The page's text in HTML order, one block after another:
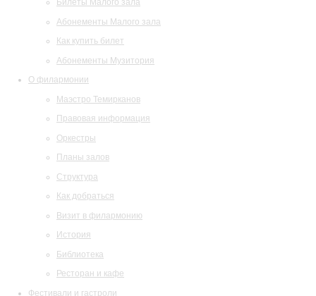
Билеты Малого зала
Абонементы Малого зала
Как купить билет
Абонементы Музитория
О филармонии
Маэстро Темирканов
Правовая информация
Оркестры
Планы залов
Структура
Как добраться
Визит в филармонию
История
Библиотека
Ресторан и кафе
Фестивали и гастроли